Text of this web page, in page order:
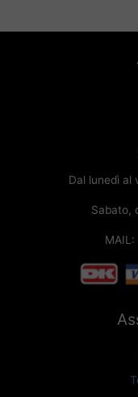
Dal lunedì al
Sabato,
MAIL: